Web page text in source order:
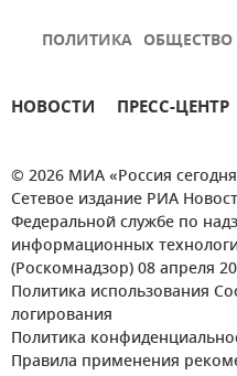
ПОЛИТИКА ОБЩЕСТВО
НОВОСТИ ПРЕСС-ЦЕНТР
© 2026 МИА «Россия
Сетевое издание РИА
Федеральной службе по
информационных
(Роскомнадзор) 08 апреля
Политика использования
логирования
Политика
Правила применения